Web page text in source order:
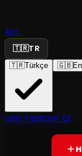
Ara...
🇹🇷TR
🇹🇷Türkçe 🇬🇧
Giriş YapKayıt Ol